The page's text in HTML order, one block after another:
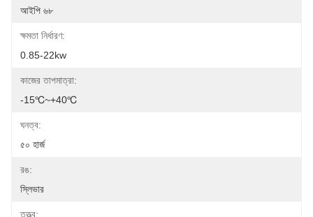
আইপি ৬৮
ক্ষমতা নির্ধারণ:
0.85-22kw
কাজের তাপমাত্রা:
-15℃~+40℃
ঘনত্ব:
৫০ হার্জ
রঙ:
স্লিভার
তত্ত্ব: